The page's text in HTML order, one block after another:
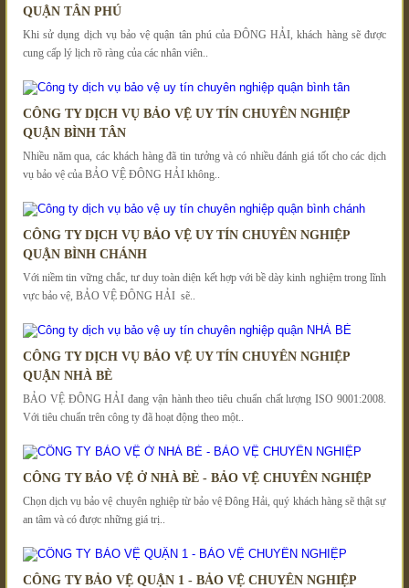
QUẬN TÂN PHÚ
Khi sử dụng dịch vụ bảo vệ quận tân phú của ĐÔNG HẢI, khách hàng sẽ được
cung cấp lý lịch rõ ràng của các nhân viên..
CÔNG TY DỊCH VỤ BẢO VỆ UY TÍN CHUYÊN NGHIỆP
QUẬN BÌNH TÂN
Nhiều năm qua, các khách hàng đã tin tưởng và có nhiều đánh giá tốt cho các dịch
vụ bảo vệ của BẢO VỆ ĐÔNG HẢI không..
CÔNG TY DỊCH VỤ BẢO VỆ UY TÍN CHUYÊN NGHIỆP
QUẬN BÌNH CHÁNH
Với niềm tin vững chắc, tư duy toàn diện kết hợp với bề dày kinh nghiệm trong lĩnh
vực bảo vệ, BẢO VỆ ĐÔNG HẢI sẽ..
CÔNG TY DỊCH VỤ BẢO VỆ UY TÍN CHUYÊN NGHIỆP
QUẬN NHÀ BÈ
BẢO VỆ ĐÔNG HẢI đang vận hành theo tiêu chuẩn chất lượng ISO 9001:2008.
Với tiêu chuẩn trên công ty đã hoạt động theo một..
CÔNG TY BẢO VỆ Ở NHÀ BÈ - BẢO VỆ CHUYÊN NGHIỆP
Chọn dịch vụ bảo vệ chuyên nghiệp từ bảo vệ Đông Hải, quý khách hàng sẽ thật sự
an tâm và có được những giá trị..
CÔNG TY BẢO VỆ QUẬN 1 - BẢO VỆ CHUYÊN NGHIỆP